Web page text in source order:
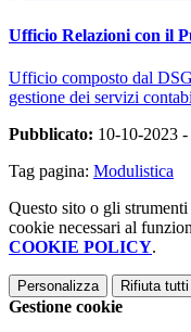
Ufficio Relazioni con il
Ufficio composto dal
gestione dei servizi
Pubblicato: 10-10-2023 -
Tag pagina: Modulistica
Questo sito o gli
cookie necessari al
COOKIE POLICY.
Personalizza Rifiuta tutti
Gestione cookie